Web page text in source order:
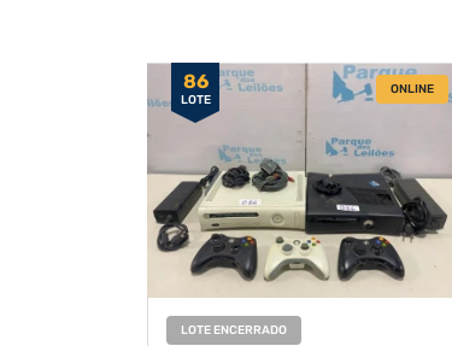
86
LOTE
ONLINE
LOTE ENCERRADO